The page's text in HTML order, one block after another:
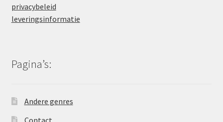
privacybeleid
leveringsinformatie
Pagina’s:
Andere genres